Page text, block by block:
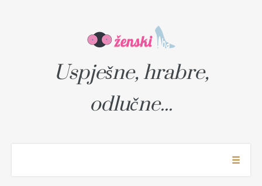
Uspješne, hrabre,
odlučne...